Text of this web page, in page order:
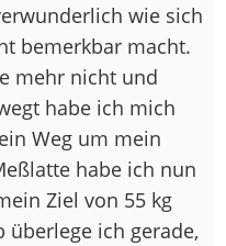
wie sich
bemerkbar macht.
mehr nicht und
habe ich mich
Weg um mein
habe ich nun
Ziel von 55 kg
ich gerade,